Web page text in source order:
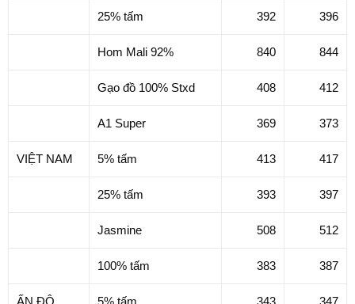
25% tấm 392 396
Hom Mali 92% 840 844
Gạo đồ 100% Stxd 408 412
A1 Super 369 373
VIỆT NAM 5% tấm 413 417
25% tấm 393 397
Jasmine 508 512
100% tấm 383 387
ẤN ĐỘ 5% tấm 343 347